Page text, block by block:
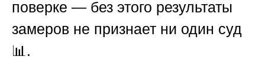
поверке — без этого результаты
замеров не признает ни один суд
📊.